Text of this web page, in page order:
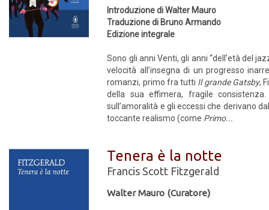
Introduzione di Walter Mauro
Traduzione di Bruno Armando
Edizione integrale
Sono gli anni Venti, gli anni “dell’età del
velocità all’insegna di un progresso
romanzi, primo fra tutti Il grande Gatsby,
della sua effimera, fragile
sull’amoralità e gli eccessi che derivano
toccante realismo (come Primo...
Tenera è la notte
Francis Scott Fitzgerald
Walter Mauro (Curatore)